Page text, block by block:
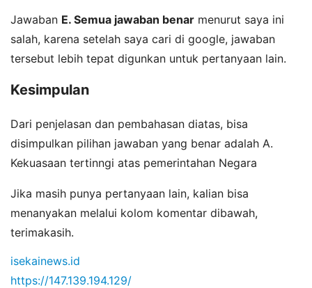
Jawaban E. Semua jawaban benar menurut saya ini
salah, karena setelah saya cari di google, jawaban
tersebut lebih tepat digunkan untuk pertanyaan lain.
Kesimpulan
Dari penjelasan dan pembahasan diatas, bisa
disimpulkan pilihan jawaban yang benar adalah A.
Kekuasaan tertinngi atas pemerintahan Negara
Jika masih punya pertanyaan lain, kalian bisa
menanyakan melalui kolom komentar dibawah,
terimakasih.
isekainews.id
https://147.139.194.129/